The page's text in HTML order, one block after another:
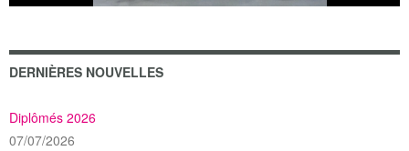
DERNIÈRES NOUVELLES
Diplômés 2026
07/07/2026